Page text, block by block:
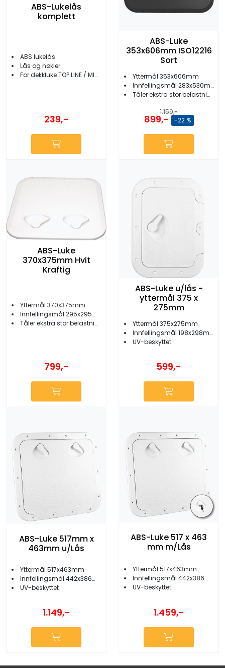
ABS-Lukelås
komplett
ABS lukelås
Lås og nøkler
For dekkluke TOP LINE / MID LINE / CLASSIC
239,-
ABS-Luke
353x606mm ISO12216
Sort
Yttermål 353x606mm
Innfellingsmål 283x530mm
Tåler ekstra stor belastning
1.159,-
899,- -22 %
ABS-Luke
370x375mm Hvit
Kraftig
Yttermål 370x375mm
Innfellingsmål 295x295mm
Tåler ekstra stor belastning
799,-
ABS-Luke u/lås -
yttermål 375 x
275mm
Yttermål 375x275mm
Innfellingsmål 198x298mm
UV-beskyttet
599,-
ABS-Luke 517mm x
463mm u/Lås
Yttermål 517x463mm
Innfellingsmål 442x386mm
UV-beskyttet
1.149,-
ABS-Luke 517 x 463
mm m/Lås
Yttermål 517x463mm
Innfellingsmål 442x386mm
UV-beskyttet
1.459,-